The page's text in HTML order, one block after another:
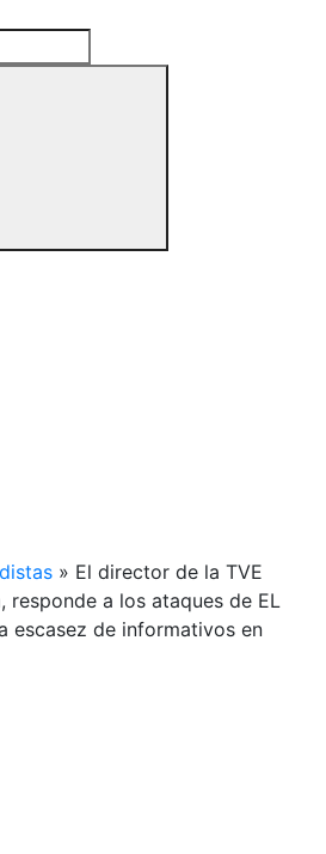
» El director de la TVE
responde a los ataques de EL
escasez de informativos en